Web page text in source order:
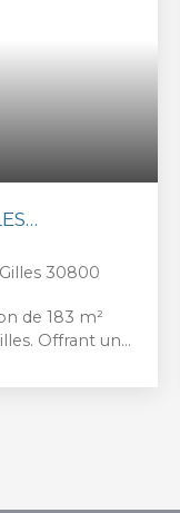
30800
de 183 m²
Offrant un
vous